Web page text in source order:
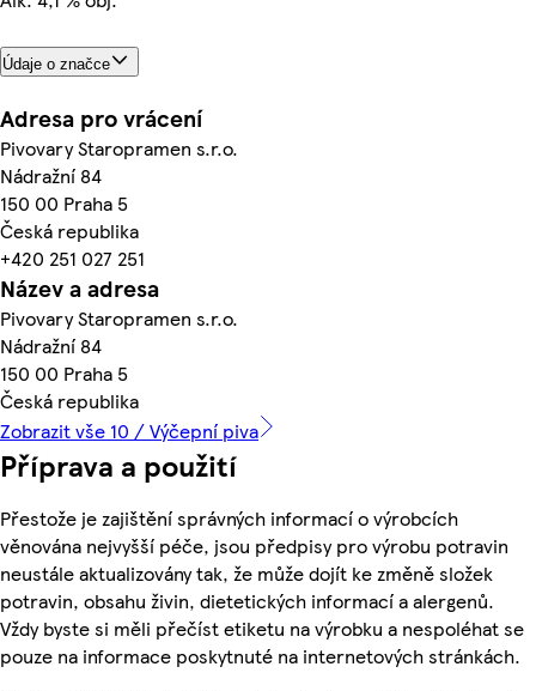
Údaje o značce
Adresa pro vrácení
Pivovary Staropramen s.r.o.
Nádražní 84
150 00 Praha 5
Česká republika
+420 251 027 251
Název a adresa
Pivovary Staropramen s.r.o.
Nádražní 84
150 00 Praha 5
Česká republika
Zobrazit vše 10 / Výčepní piva
Příprava a použití
Přestože je zajištění správných informací o výrobcích
věnována nejvyšší péče, jsou předpisy pro výrobu potravin
neustále aktualizovány tak, že může dojít ke změně složek
potravin, obsahu živin, dietetických informací a alergenů.
Vždy byste si měli přečíst etiketu na výrobku a nespoléhat se
pouze na informace poskytnuté na internetových stránkách.